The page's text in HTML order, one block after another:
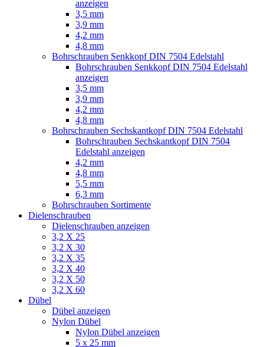
anzeigen
3,5 mm
3,9 mm
4,2 mm
4,8 mm
Bohrschrauben Senkkopf DIN 7504 Edelstahl
Bohrschrauben Senkkopf DIN 7504 Edelstahl
anzeigen
3,5 mm
3,9 mm
4,2 mm
4,8 mm
Bohrschrauben Sechskantkopf DIN 7504 Edelstahl
Bohrschrauben Sechskantkopf DIN 7504
Edelstahl anzeigen
4,2 mm
4,8 mm
5,5 mm
6,3 mm
Bohrschrauben Sortimente
Dielenschrauben
Dielenschrauben anzeigen
3,2 X 25
3,2 X 30
3,2 X 35
3,2 X 40
3,2 X 50
3,2 X 60
Dübel
Dübel anzeigen
Nylon Dübel
Nylon Dübel anzeigen
5 x 25 mm